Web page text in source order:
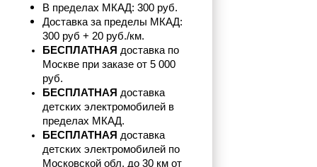
В пределах МКАД: 300 руб.
Доставка за пределы МКАД:
300 руб + 20 руб./км.
БЕСПЛАТНАЯ доставка по
Москве при заказе от 5 000
руб.
БЕСПЛАТНАЯ доставка
детских электромобилей в
пределах МКАД.
БЕСПЛАТНАЯ доставка
детских электромобилей по
Московской обл. до 30 км от